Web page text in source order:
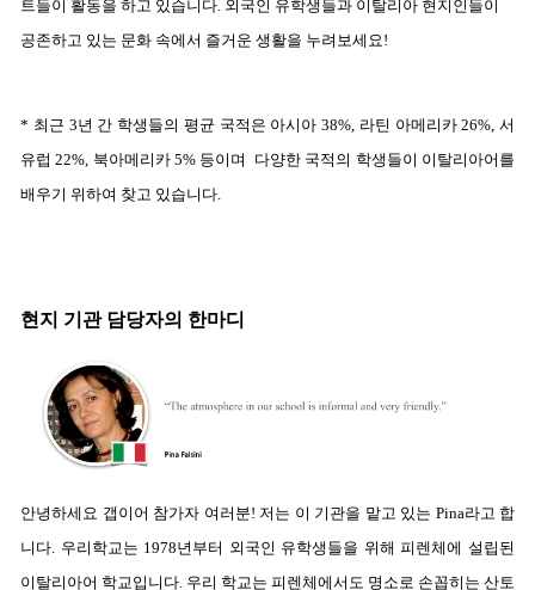
트들이 활동을 하고 있습니다. 외국인 유학생들과 이탈리아 현지인들이
공존하고 있는 문화 속에서 즐거운 생활을 누려보세요!
* 최근 3년 간 학생들의 평균 국적은 아시아 38%, 라틴 아메리카 26%, 서
유럽 22%, 북아메리카 5% 등이며
다양한 국적의 학생들이 이탈리아어를
배우기 위하여 찾고 있습니다.
현지 기관 담당자의 한마디
안녕하세요 갭이어 참가자 여러분! 저는 이 기관을 맡고 있는 Pina라고 합
니다. 우리학교는 1978년부터 외국인 유학생들을 위해 피렌체에 설립된
이탈리아어 학교입니다. 우리 학교는 피렌체에서도 명소로 손꼽히는 산토